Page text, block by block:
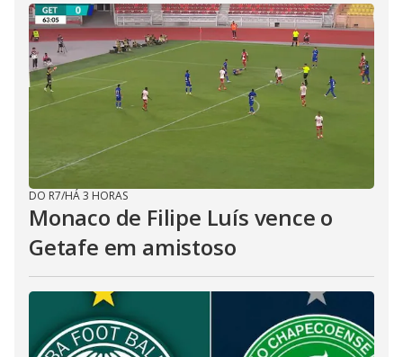
DO R7/HÁ 3 HORAS
Monaco de Filipe Luís vence o
Getafe em amistoso